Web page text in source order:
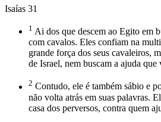
Isaías 31
1 Ai dos que descem ao Egito em
com cavalos. Eles confiam na
grande força dos seus cavaleiros,
de Israel, nem buscam a ajuda
2 Contudo, ele é também sábio e
não volta atrás em suas palavras.
casa dos perversos, contra quem